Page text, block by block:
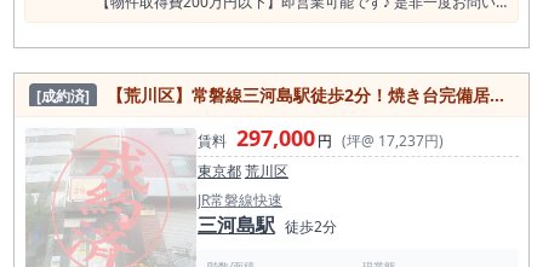
合わせください！
[成約済] 【荒川区】常磐線三河島駅徒歩2分！焼き台完備居抜き物件！
賃料 297,000円 (坪@ 17,237円)
東京都荒川区
JR常磐線快速
三河島駅 徒歩2分